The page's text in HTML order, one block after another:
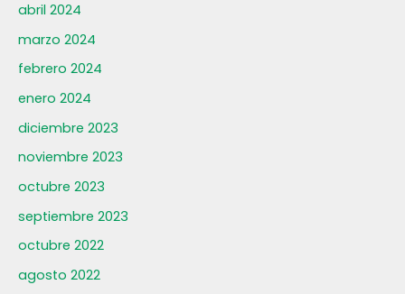
abril 2024
marzo 2024
febrero 2024
enero 2024
diciembre 2023
noviembre 2023
octubre 2023
septiembre 2023
octubre 2022
agosto 2022